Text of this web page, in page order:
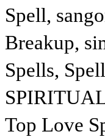
Spell,
Breakup,
Spells,
Top Love